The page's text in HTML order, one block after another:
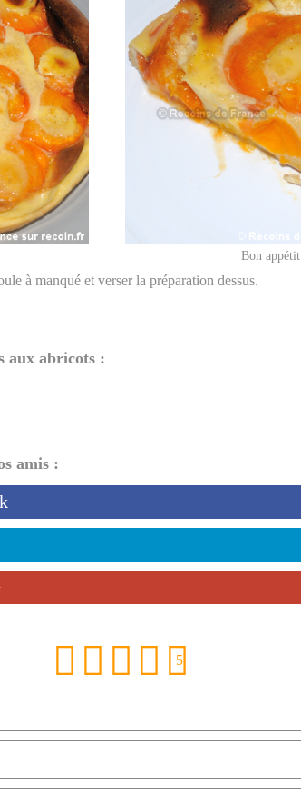
Bon appétit
à manqué et verser la préparation dessus.
aux abricots :
amis :
5